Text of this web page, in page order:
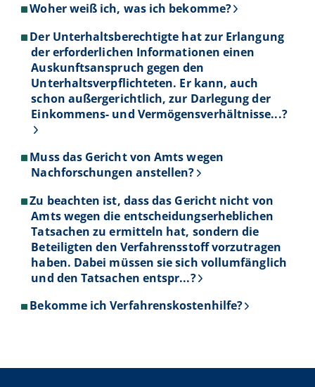
Woher weiß ich, was ich bekomme?
Der Unterhaltsberechtigte hat zur Erlangung
der erforderlichen Informationen einen
Auskunftsanspruch gegen den
Unterhaltsverpflichteten. Er kann, auch
schon außergerichtlich, zur Darlegung der
Einkommens- und Vermögensverhältnisse...?
Muss das Gericht von Amts wegen
Nachforschungen anstellen?
Zu beachten ist, dass das Gericht nicht von
Amts wegen die entscheidungserheblichen
Tatsachen zu ermitteln hat, sondern die
Beteiligten den Verfahrensstoff vorzutragen
haben. Dabei müssen sie sich vollumfänglich
und den Tatsachen entspr...?
Bekomme ich Verfahrenskostenhilfe?